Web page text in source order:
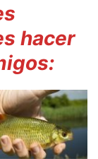
hacer